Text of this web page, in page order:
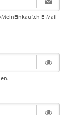
E-Mail-